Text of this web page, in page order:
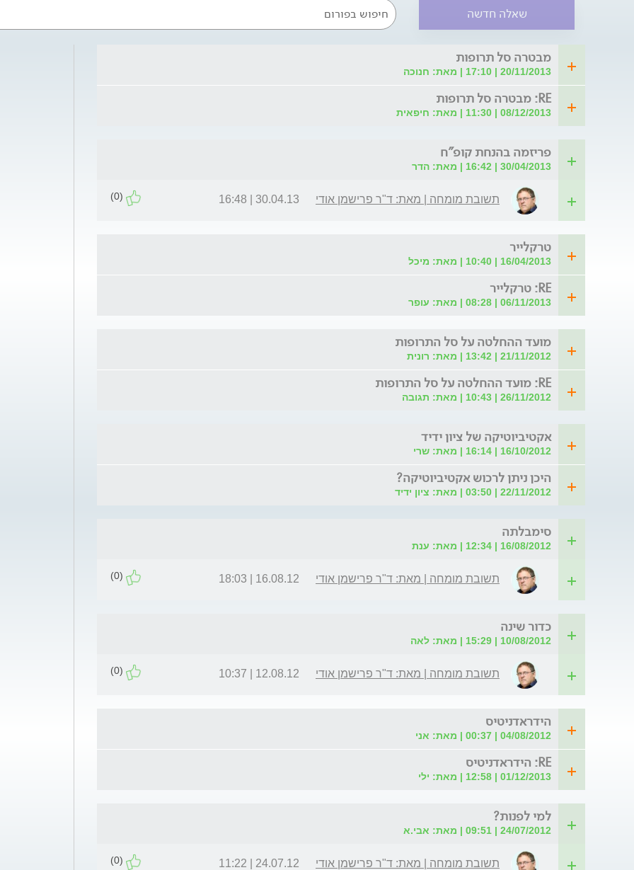
שאלה חדשה
מבטרה סל תרופות
20/11/2013 | 17:10 | מאת: חנוכה
RE: מבטרה סל תרופות
08/12/2013 | 11:30 | מאת: חיפאית
פריזמה בהנחת קופ"ח
30/04/2013 | 16:42 | מאת: הדר
תשובת מומחה | מאת: ד"ר פרישמן אודי 30.04.13 | 16:48
(0)
טרקלייר
16/04/2013 | 10:40 | מאת: מיכל
RE: טרקלייר
06/11/2013 | 08:28 | מאת: עופר
מועד ההחלטה על סל התרופות
21/11/2012 | 13:42 | מאת: רונית
RE: מועד ההחלטה על סל התרופות
26/11/2012 | 10:43 | מאת: תגובה
אקטיביוטיקה של ציון ידיד
16/10/2012 | 16:14 | מאת: שרי
היכן ניתן לרכוש אקטיביוטיקה?
22/11/2012 | 03:50 | מאת: ציון ידיד
סימבלתה
16/08/2012 | 12:34 | מאת: ענת
תשובת מומחה | מאת: ד"ר פרישמן אודי 16.08.12 | 18:03
(0)
כדור שינה
10/08/2012 | 15:29 | מאת: לאה
תשובת מומחה | מאת: ד"ר פרישמן אודי 12.08.12 | 10:37
(0)
הידראדניטיס
04/08/2012 | 00:37 | מאת: אני
RE: הידראדניטיס
01/12/2013 | 12:58 | מאת: ילי
למי לפנות?
24/07/2012 | 09:51 | מאת: אבי.א
תשובת מומחה | מאת: ד"ר פרישמן אודי 24.07.12 | 11:22
(0)